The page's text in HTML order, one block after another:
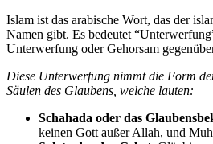
Islam ist das arabische Wort, das der
Namen gibt. Es bedeutet
Unterwerfung oder Gehorsam
Diese Unterwerfung nimmt die Form
Säulen des Glaubens, welche lauten:
Schahada oder das
keinen Gott außer Allah, und